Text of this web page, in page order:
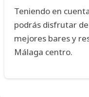
Teniendo en
podrás disfrutar
mejores bares y
Málaga centro.